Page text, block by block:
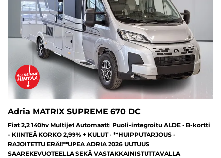
Adria MATRIX SUPREME 670 DC
Fiat 2,2 140hv Multijet Automaatti Puoli-integroitu ALDE - B-kortti
- KIINTEÄ KORKO 2,99% + KULUT - **HUIPPUTARJOUS -
RAJOITETTU ERÄ!!**UPEA ADRIA 2026 UUTUUS
SAAREKEVUOTEELLA SEKÄ VASTAKKAINISTUTTAVALLA